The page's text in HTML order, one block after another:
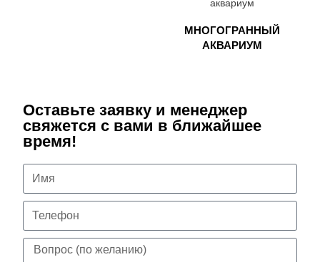
МНОГОГРАННЫЙ
АКВАРИУМ
Оставьте заявку и менеджер
свяжется с вами в ближайшее
время!